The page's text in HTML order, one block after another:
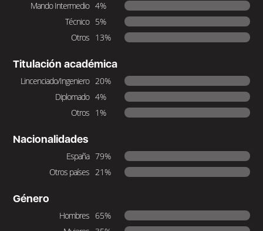
Mando Intermedio 4%
Técnico 5%
Otros 13%
Titulación académica
Lincenciado/Ingeniero 20%
Diplomado 4%
Otros 1%
Nacionalidades
España 79%
Otros países 21%
Género
Hombres 65%